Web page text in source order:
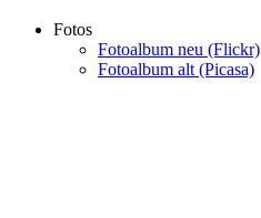
Fotos
Fotoalbum neu (Flickr)
Fotoalbum alt (Picasa)